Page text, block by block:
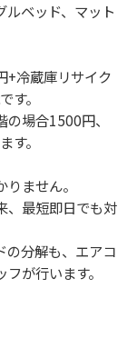
ルベッド、マット
+冷蔵庫リサイク
す。
場合1500円、
す。
ません。
、最短即日でも対
の分解も、エアコ
が行います。